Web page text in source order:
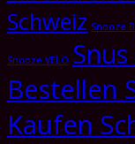
Schweiz Snooze
Snooze VELO
Bestellen
Kaufen